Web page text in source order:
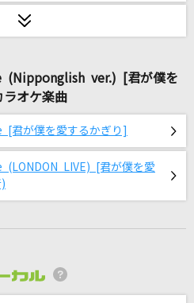
い
い
(Nipponglish ver.) [君が僕を
ラオケ楽曲
が僕を愛するかぎり]
LIVE) [君が僕を愛